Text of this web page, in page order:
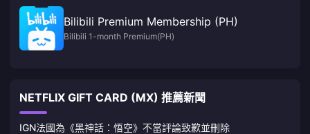
Bilibili Premium Membership (PH)
Bilibili 1-month Premium(PH)
NETFLIX GIFT CARD (MX) 推薦新聞
IGN法國為《黑神話：悟空》不當評論致歉並刪除